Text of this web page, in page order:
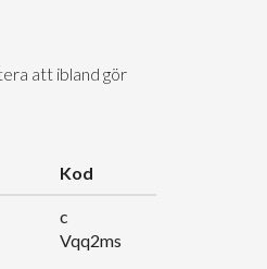
att ibland gör
Kod
c
Vqq2ms